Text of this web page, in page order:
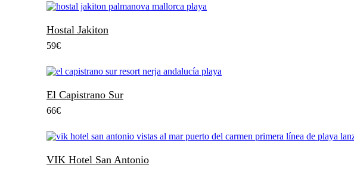
Hostal Jakiton
59€
El Capistrano Sur
66€
VIK Hotel San Antonio